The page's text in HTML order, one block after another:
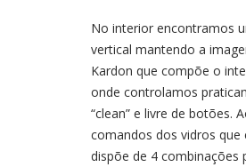
No interior encontramos
vertical mantendo a
Kardon que compõe o
onde controlamos
“clean” e livre de
comandos dos vidros
dispõe de 4 combinações